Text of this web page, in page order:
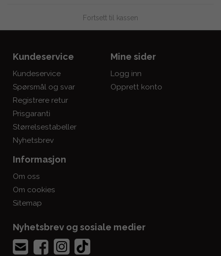
Fortsett til kassen
Kundeservice
Kundeservice
Spørsmål og svar
Registrere retur
Prisgaranti
Størrelsestabeller
Nyhetsbrev
Mine sider
Logg inn
Opprett konto
Informasjon
Om oss
Om cookies
Sitemap
Nyhetsbrev og sosiale medier